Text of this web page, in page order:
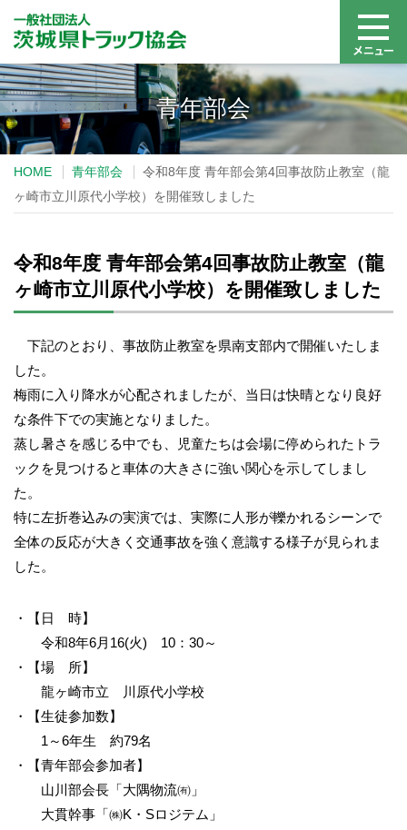
青年部会
HOME 青年部会
令和8年度 青年部会第4回事故防止教室（龍
ヶ崎市立川原代小学校）を開催致しました
令和8年度 青年部会第4回事故防止教室（龍
ヶ崎市立川原代小学校）を開催致しました
下記のとおり、事故防止教室を県南支部内で開催いたしま
した。
梅雨に入り降水が心配されましたが、当日は快晴となり良好
な条件下での実施となりました。
蒸し暑さを感じる中でも、児童たちは会場に停められたトラ
ックを見つけると車体の大きさに強い関心を示してしまし
た。
特に左折巻込みの実演では、実際に人形が轢かれるシーンで
全体の反応が大きく交通事故を強く意識する様子が見られま
した。
・【日 時】
令和8年6月16(火) 10：30～
・【場 所】
龍ヶ崎市立 川原代小学校
・【生徒参加数】
1～6年生 約79名
・【青年部会参加者】
山川部会長「大隅物流㈲」
大貫幹事「㈱K・Sロジテム」